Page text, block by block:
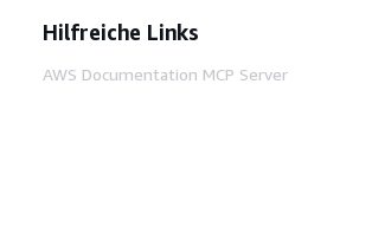
Hilfreiche Links
AWS Documentation MCP Server